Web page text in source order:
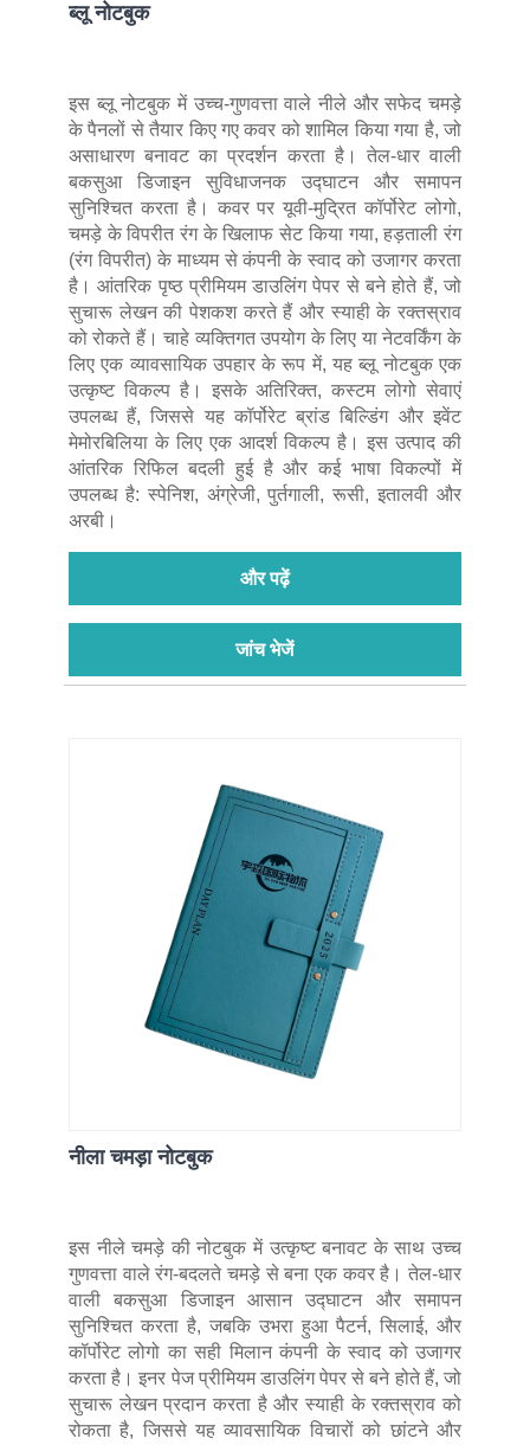
ब्लू नोटबुक
इस ब्लू नोटबुक में उच्च-गुणवत्ता वाले नीले और सफेद चमड़े
के पैनलों से तैयार किए गए कवर को शामिल किया गया है, जो
असाधारण बनावट का प्रदर्शन करता है। तेल-धार वाली
बकसुआ डिजाइन सुविधाजनक उद्घाटन और समापन
सुनिश्चित करता है। कवर पर यूवी-मुद्रित कॉर्पोरेट लोगो,
चमड़े के विपरीत रंग के खिलाफ सेट किया गया, हड़ताली रंग
(रंग विपरीत) के माध्यम से कंपनी के स्वाद को उजागर करता
है। आंतरिक पृष्ठ प्रीमियम डाउलिंग पेपर से बने होते हैं, जो
सुचारू लेखन की पेशकश करते हैं और स्याही के रक्तस्राव
को रोकते हैं। चाहे व्यक्तिगत उपयोग के लिए या नेटवर्किंग के
लिए एक व्यावसायिक उपहार के रूप में, यह ब्लू नोटबुक एक
उत्कृष्ट विकल्प है। इसके अतिरिक्त, कस्टम लोगो सेवाएं
उपलब्ध हैं, जिससे यह कॉर्पोरेट ब्रांड बिल्डिंग और इवेंट
मेमोरबिलिया के लिए एक आदर्श विकल्प है। इस उत्पाद की
आंतरिक रिफिल बदली हुई है और कई भाषा विकल्पों में
उपलब्ध है: स्पेनिश, अंग्रेजी, पुर्तगाली, रूसी, इतालवी और
अरबी।
और पढ़ें
जांच भेजें
नीला चमड़ा नोटबुक
इस नीले चमड़े की नोटबुक में उत्कृष्ट बनावट के साथ उच्च
गुणवत्ता वाले रंग-बदलते चमड़े से बना एक कवर है। तेल-धार
वाली बकसुआ डिजाइन आसान उद्घाटन और समापन
सुनिश्चित करता है, जबकि उभरा हुआ पैटर्न, सिलाई, और
कॉर्पोरेट लोगो का सही मिलान कंपनी के स्वाद को उजागर
करता है। इनर पेज प्रीमियम डाउलिंग पेपर से बने होते हैं, जो
सुचारू लेखन प्रदान करता है और स्याही के रक्तस्राव को
रोकता है, जिससे यह व्यावसायिक विचारों को छांटने और